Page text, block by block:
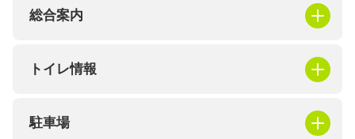
総合案内
トイレ情報
駐車場